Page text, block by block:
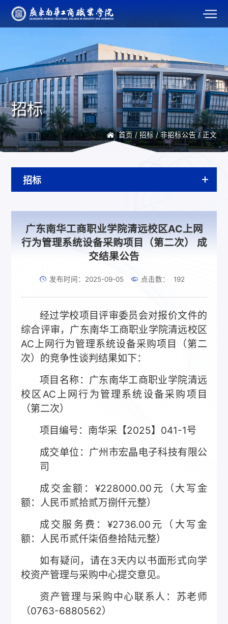
招标
首页/招标/非招标公告/ 正文
招标
广东南华工商职业学院清远校区AC上网
行为管理系统设备采购项目（第二次） 成
交结果公告
发布时间：2025-09-05 点击数： 192
经过学校项目评审委员会对报价文件的
综合评审，广东南华工商职业学院清远校区
AC上网行为管理系统设备采购项目（第二
次）的竞争性谈判结果如下：
项目名称：广东南华工商职业学院清远
校区AC上网行为管理系统设备采购项目
（第二次）
项目编号：南华采【2025】041-1号
成交单位：广州市宏晶电子科技有限公
司
成交金额：¥228000.00元（大写金
额：人民币贰拾贰万捌仟元整）
成交服务费：¥2736.00元（大写金
额：人民币贰仟柒佰叁拾陆元整）
如有疑问，请在3天内以书面形式向学
校资产管理与采购中心提交意见。
资产管理与采购中心联系人：苏老师
（0763-6880562）